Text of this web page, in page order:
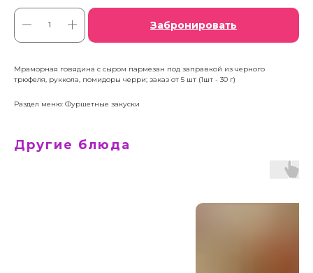
Забронировать
Мраморная говядина с сыром пармезан под заправкой из черного
трюфеля, руккола, помидоры черри; заказ от 5 шт (1шт - 30 г)
Раздел меню: Фуршетные закуски
Другие блюда